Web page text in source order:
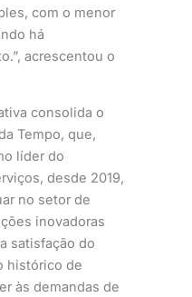
com o menor
há
acrescentou o
consolida o
Tempo, que,
líder do
desde 2019,
no setor de
inovadoras
satisfação do
histórico de
às demandas de